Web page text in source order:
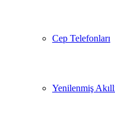
Cep Telefonları
Yenilenmiş